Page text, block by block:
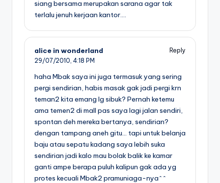
siang bersama merupakan sarana agar tak
terlalu jenuh kerjaan kantor….
alice in wonderland
Reply
29/07/2010, 4:18 PM
haha Mbak saya ini juga termasuk yang sering
pergi sendirian, habis masak gak jadi pergi krn
teman2 kita emang lg sibuk? Pernah ketemu
ama temen2 di mall pas saya lagi jalan sendiri,
spontan deh mereka bertanya, sendirian?
dengan tampang aneh gitu… tapi untuk belanja
baju atau sepatu kadang saya lebih suka
sendirian jadi kalo mau bolak balik ke kamar
ganti ampe berapa puluh kalipun gak ada yg
protes kecuali Mbak2 pramuniaga-nya^^